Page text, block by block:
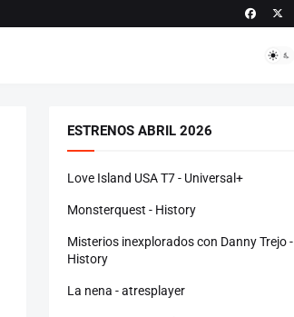
ESTRENOS ABRIL 2026
Love Island USA T7 - Universal+
Monsterquest - History
Misterios inexplorados con Danny Trejo -
History
La nena - atresplayer